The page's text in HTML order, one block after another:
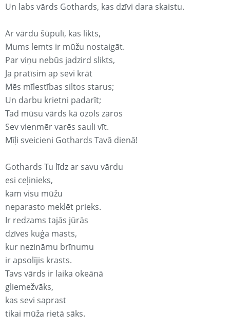
Un labs vārds Gothards, kas dzīvi dara skaistu.
Ar vārdu šūpulī, kas likts,
Mums lemts ir mūžu nostaigāt.
Par viņu nebūs jadzird slikts,
Ja pratīsim ap sevi krāt
Mēs mīlestības siltos starus;
Un darbu krietni padarīt;
Tad mūsu vārds kā ozols zaros
Sev vienmēr varēs sauli vīt.
Mīļi sveicieni Gothards Tavā dienā!
Gothards Tu līdz ar savu vārdu
esi ceļinieks,
kam visu mūžu
neparasto meklēt prieks.
Ir redzams tajās jūrās
dzīves kuģa masts,
kur nezināmu brīnumu
ir apsolījis krasts.
Tavs vārds ir laika okeānā
gliemežvāks,
kas sevi saprast
tikai mūža rietā sāks.